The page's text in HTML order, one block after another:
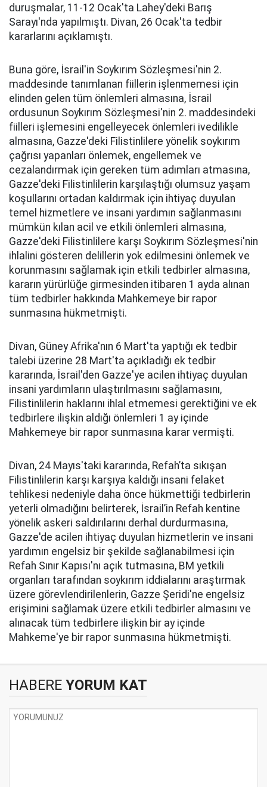
duruşmalar, 11-12 Ocak'ta Lahey'deki Barış
Sarayı'nda yapılmıştı. Divan, 26 Ocak'ta tedbir
kararlarını açıklamıştı.
Buna göre, İsrail'in Soykırım Sözleşmesi'nin 2.
maddesinde tanımlanan fiillerin işlenmemesi için
elinden gelen tüm önlemleri almasına, İsrail
ordusunun Soykırım Sözleşmesi'nin 2. maddesindeki
fiilleri işlemesini engelleyecek önlemleri ivedilikle
almasına, Gazze'deki Filistinlilere yönelik soykırım
çağrısı yapanları önlemek, engellemek ve
cezalandırmak için gereken tüm adımları atmasına,
Gazze'deki Filistinlilerin karşılaştığı olumsuz yaşam
koşullarını ortadan kaldırmak için ihtiyaç duyulan
temel hizmetlere ve insani yardımın sağlanmasını
mümkün kılan acil ve etkili önlemleri almasına,
Gazze'deki Filistinlilere karşı Soykırım Sözleşmesi'nin
ihlalini gösteren delillerin yok edilmesini önlemek ve
korunmasını sağlamak için etkili tedbirler almasına,
kararın yürürlüğe girmesinden itibaren 1 ayda alınan
tüm tedbirler hakkında Mahkemeye bir rapor
sunmasına hükmetmişti.
Divan, Güney Afrika'nın 6 Mart'ta yaptığı ek tedbir
talebi üzerine 28 Mart'ta açıkladığı ek tedbir
kararında, İsrail'den Gazze'ye acilen ihtiyaç duyulan
insani yardımların ulaştırılmasını sağlamasını,
Filistinlilerin haklarını ihlal etmemesi gerektiğini ve ek
tedbirlere ilişkin aldığı önlemleri 1 ay içinde
Mahkemeye bir rapor sunmasına karar vermişti.
Divan, 24 Mayıs'taki kararında, Refah’ta sıkışan
Filistinlilerin karşı karşıya kaldığı insani felaket
tehlikesi nedeniyle daha önce hükmettiği tedbirlerin
yeterli olmadığını belirterek, İsrail’in Refah kentine
yönelik askeri saldırılarını derhal durdurmasına,
Gazze'de acilen ihtiyaç duyulan hizmetlerin ve insani
yardımın engelsiz bir şekilde sağlanabilmesi için
Refah Sınır Kapısı'nı açık tutmasına, BM yetkili
organları tarafından soykırım iddialarını araştırmak
üzere görevlendirilenlerin, Gazze Şeridi'ne engelsiz
erişimini sağlamak üzere etkili tedbirler almasını ve
alınacak tüm tedbirlere ilişkin bir ay içinde
Mahkeme'ye bir rapor sunmasına hükmetmişti.
HABERE YORUM KAT